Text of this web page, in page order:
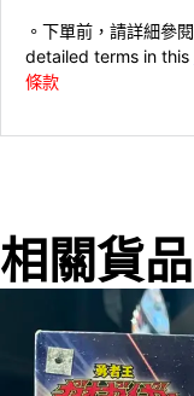
。下單前，請詳細參閱
detailed terms in this
條款
相關貨品